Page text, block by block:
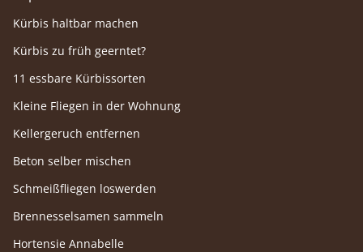
Kürbis haltbar machen
Kürbis zu früh geerntet?
11 essbare Kürbissorten
Kleine Fliegen in der Wohnung
Kellergeruch entfernen
Beton selber mischen
Schmeißfliegen loswerden
Brennesselsamen sammeln
Hortensie Annabelle